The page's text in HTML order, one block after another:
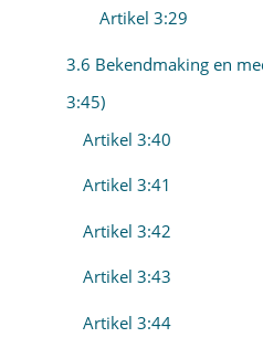
Artikel 3:29
3.6 Bekendmaking en
3:45)
Artikel 3:40
Artikel 3:41
Artikel 3:42
Artikel 3:43
Artikel 3:44